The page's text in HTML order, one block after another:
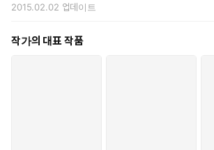
2015.02.02 업데이트
작가의 대표 작품